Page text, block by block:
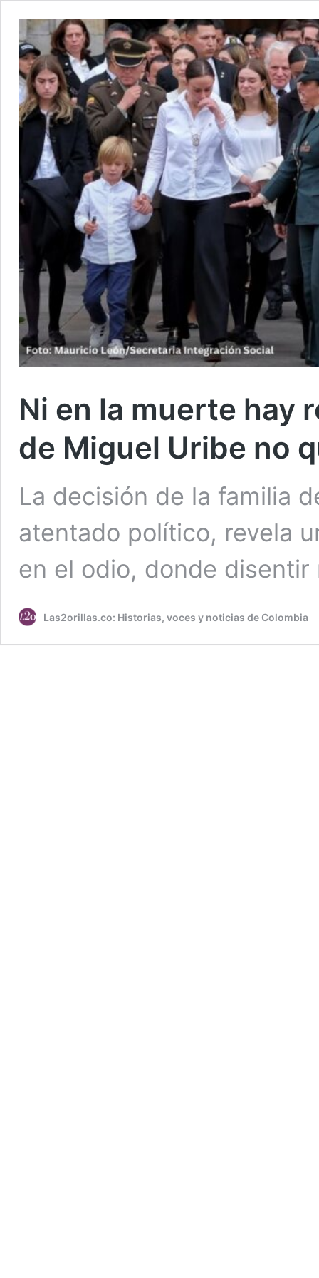
Ni en la muerte hay
de Miguel Uribe no
La decisión de la familia
atentado político, revela
en el odio, donde
Las2orillas.co: Historias, voces y noticias de Colombia